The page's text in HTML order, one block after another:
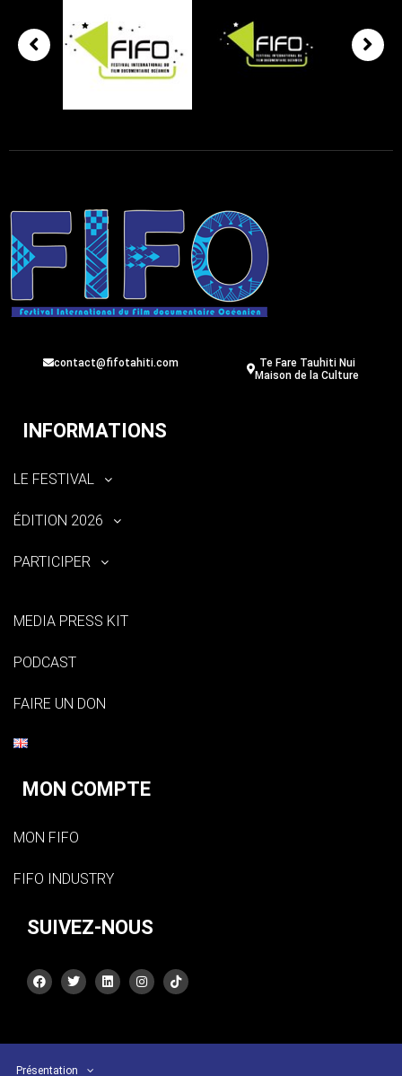
contact@fifotahiti.com
Te Fare Tauhiti Nui
Maison de la Culture
INFORMATIONS
LE FESTIVAL
ÉDITION 2026
PARTICIPER
MEDIA PRESS KIT
PODCAST
FAIRE UN DON
MON COMPTE
MON FIFO
FIFO INDUSTRY
SUIVEZ-NOUS
Présentation